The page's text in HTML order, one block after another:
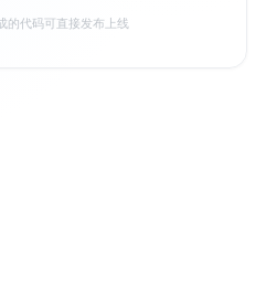
代码可直接发布上线